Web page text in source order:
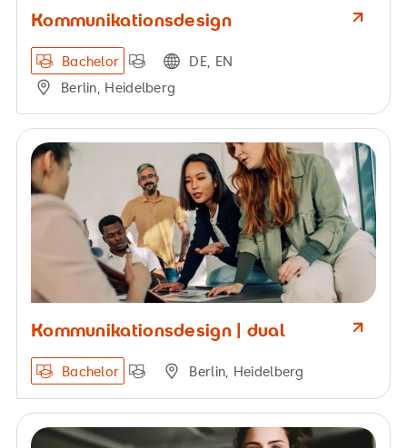
Kommunikationsdesign
Bachelor
DE, EN
Berlin, Heidelberg
Kommunikationsdesign | dual
Bachelor Berlin, Heidelberg